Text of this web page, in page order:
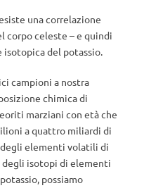
una correlazione
corpo celeste – e quindi
isotopica del potassio.
campioni a nostra
chimica di
marziani con età che
a quattro miliardi di
elementi volatili di
degli isotopi di elementi
possiamo